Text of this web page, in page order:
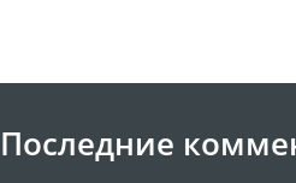
Последние